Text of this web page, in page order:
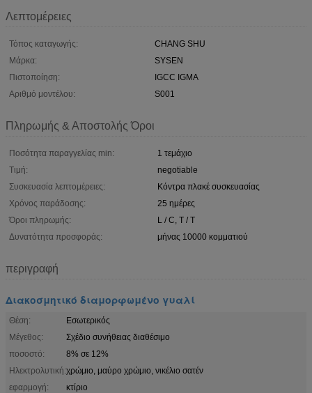
Λεπτομέρειες
Τόπος καταγωγής:
CHANG SHU
Μάρκα:
SYSEN
Πιστοποίηση:
IGCC IGMA
Αριθμό μοντέλου:
S001
Πληρωμής & Αποστολής Όροι
Ποσότητα παραγγελίας min:
1 τεμάχιο
Τιμή:
negotiable
Συσκευασία λεπτομέρειες:
Κόντρα πλακέ συσκευασίας
Χρόνος παράδοσης:
25 ημέρες
Όροι πληρωμής:
L / C, T / T
Δυνατότητα προσφοράς:
μήνας 10000 κομματιού
περιγραφή
Διακοσμητικό διαμορφωμένο γυαλί
Θέση:
Εσωτερικός
Μέγεθος:
Σχέδιο συνήθειας διαθέσιμο
ποσοστό:
8% σε 12%
Ηλεκτρολυτική:χρώμιο, μαύρο χρώμιο, νικέλιο σατέν
εφαρμογή:
κτίριο